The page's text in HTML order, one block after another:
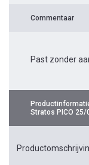
Commentaar
Past zonder
Stratos PICO 25/